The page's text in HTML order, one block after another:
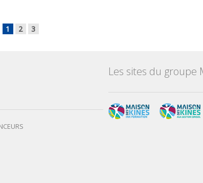
1 2 3
Les sites du groupe